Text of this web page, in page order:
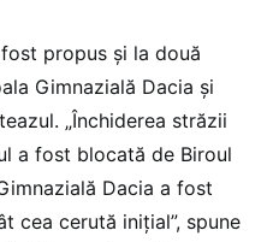
propus și la două
Gimnazială Dacia și
„Închiderea străzii
a fost blocată de Biroul
Dacia a fost
cea cerută inițial”, spune